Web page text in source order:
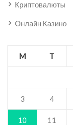
Криптовалюты
Онлайн Казино
M T
3 4
10 11